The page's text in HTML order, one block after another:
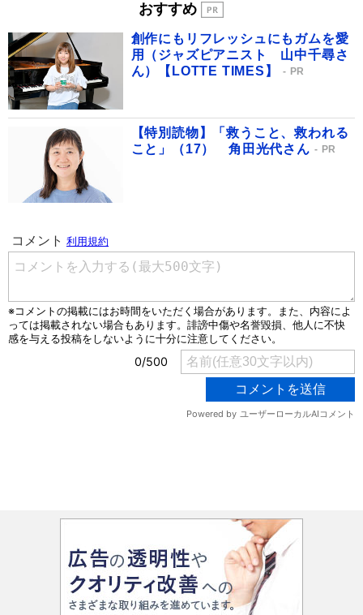
おすすめ
創作にもリフレッシュにもガムを愛
用（ジャズピアニスト 山中千尋さ
ん）【LOTTE TIMES】
PR
【特別読物】「救うこと、救われる
こと」（17） 角田光代さん
PR